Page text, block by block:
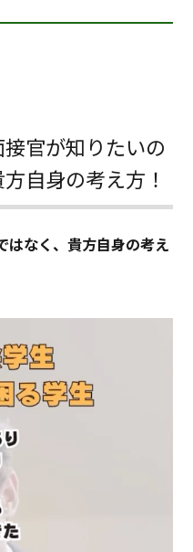
官が知りたいの
自身の考え方！
はなく、貴方自身の考え